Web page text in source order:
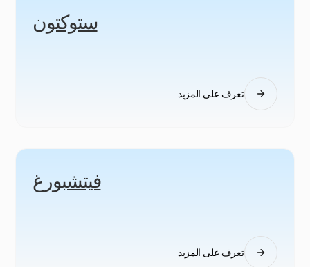
ستوكتون
تعرف على المزيد
فيتشبورغ
تعرف على المزيد